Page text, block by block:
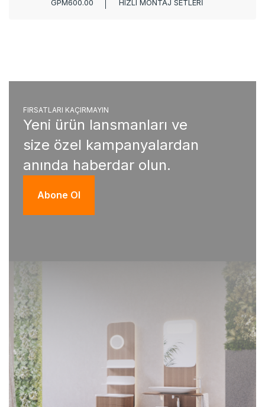
GPM600.00 HIZLI MONTAJ SETLERİ
FIRSATLARI KAÇIRMAYIN
Yeni ürün lansmanları ve
size özel kampanyalardan
anında haberdar olun.
Abone Ol